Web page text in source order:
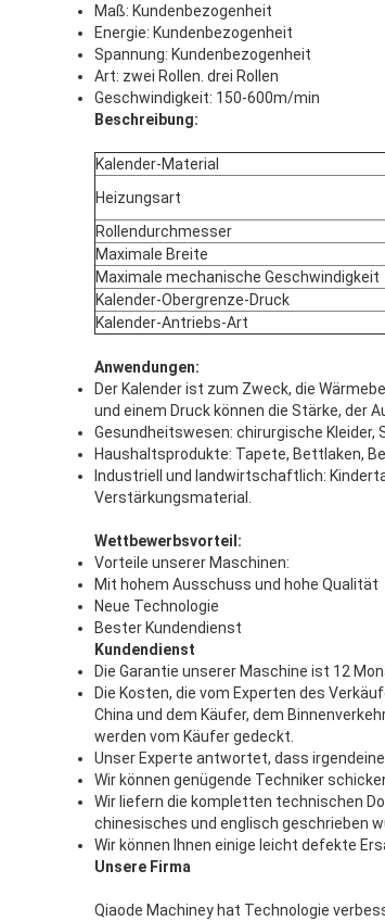
Maß: Kundenbezogenheit
Energie: Kundenbezogenheit
Spannung: Kundenbezogenheit
Art: zwei Rollen. drei Rollen
Geschwindigkeit: 150-600m/min
Beschreibung:
Kalender-Material
Heizungsart
Rollendurchmesser
Maximale Breite
Maximale mechanische Geschwindigkeit
Kalender-Obergrenze-Druck
Kalender-Antriebs-Art
Anwendungen:
Der Kalender ist zum Zweck, die
und einem Druck können die Stärke, der
Gesundheitswesen: chirurgische Kleider,
Haushaltsprodukte: Tapete, Bettlaken,
Industriell und landwirtschaftlich:
Verstärkungsmaterial.
Wettbewerbsvorteil:
Vorteile unserer Maschinen:
Mit hohem Ausschuss und hohe Qualität
Neue Technologie
Bester Kundendienst
Kundendienst
Die Garantie unserer Maschine ist 12
Die Kosten, die vom Experten des
China und dem Käufer, dem
werden vom Käufer gedeckt.
Unser Experte antwortet, dass
Wir können genügende Techniker
Wir liefern die kompletten technischen
chinesisches und englisch geschrieben
Wir können Ihnen einige leicht defekte
Unsere Firma
Qiaode Machiney hat Technologie